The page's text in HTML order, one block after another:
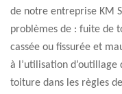
de notre entreprise KM
problèmes de : fuite de
cassée ou fissurée et
à l’utilisation
toiture dans les règles